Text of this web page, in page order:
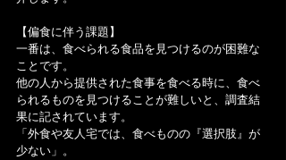
【偏食に伴う課題】
一番は、食べられる食品を見つけるのが困難な
ことです。
他の人から提供された食事を食べる時に、食べ
られるものを見つけることが難しいと、調査結
果に記されています。
「外食や友人宅では、食べものの『選択肢』が
少ない」。